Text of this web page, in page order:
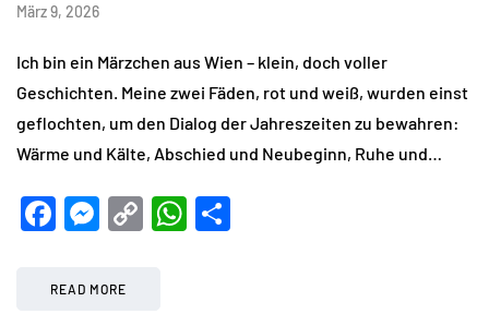
März 9, 2026
Ich bin ein Märzchen aus Wien – klein, doch voller
Geschichten. Meine zwei Fäden, rot und weiß, wurden einst
geflochten, um den Dialog der Jahreszeiten zu bewahren:
Wärme und Kälte, Abschied und Neubeginn, Ruhe und…
Facebook
Messenger
CopyWhatsApp
READ MORE